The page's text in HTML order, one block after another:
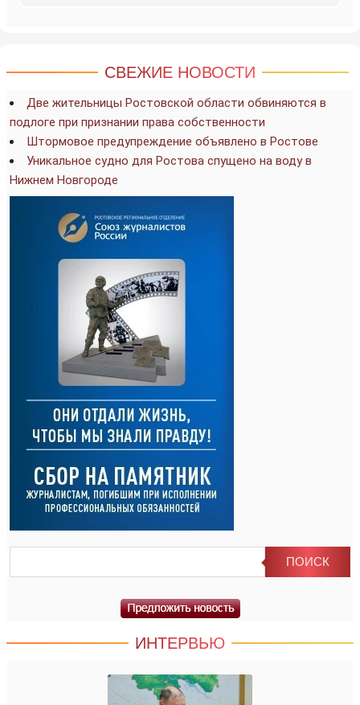
СВЕЖИЕ НОВОСТИ
Две жительницы Ростовской области обвиняются в
подлоге при признании права собственности
Штормовое предупреждение объявлено в Ростове
Уникальное судно для Ростова спущено на воду в
Нижнем Новгороде
ИНТЕРВЬЮ